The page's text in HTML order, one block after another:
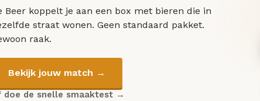
Beer koppelt je aan een box met bieren die in
straat wonen. Geen standaard pakket.
raak.
Bekijk jouw match →
doe de snelle smaaktest →